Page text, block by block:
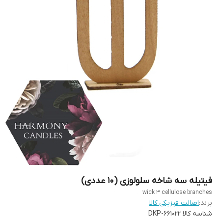
فیتیله سه شاخه سلولوزی (۱۰ عددی)
wick 3 cellulose branches
برند:اصالت فیزیکی کالا
شناسه کالا DKP-661022